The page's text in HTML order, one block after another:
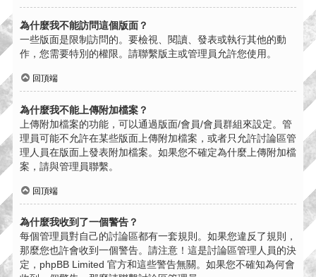
為什麼我不能訪問這個版面？
一些版面是限制訪問的。要檢視、閱讀、發表或執行其他的動
作，您需要特別的權限。請聯繫版主或管理員允許您使用。
回頂端
為什麼我不能上傳附加檔案？
上傳附加檔案的功能，可以通過版面/會員/會員群組來設定。管
理員可能不允許在某些版面上傳附加檔案，或者只允許討論區管
理人員在版面上發表附加檔案。如果您不確定為什麼上傳附加檔
案，請與管理員聯繫。
回頂端
為什麼我收到了一個警告？
每個管理員對自己的討論區都有一套規則。如果您違反了規則，
那麼您也許會收到一個警告。請注意！這是討論區管理人員的決
定，phpBB Limited 官方和這些警告無關。如果您不確知為何會